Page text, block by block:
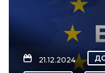
21.12.2024